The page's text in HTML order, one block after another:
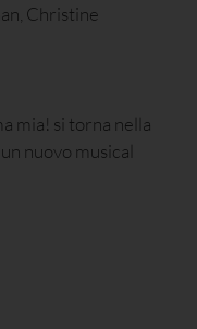
Christine
mia! si torna nella
nuovo musical